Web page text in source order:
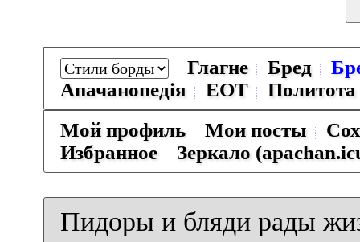
Глагне Бред
Апачанопедiя
ЕОТ
Политота
Мой профиль
Мои посты
Избранное
Зеркало
Пидоры и бляди рады